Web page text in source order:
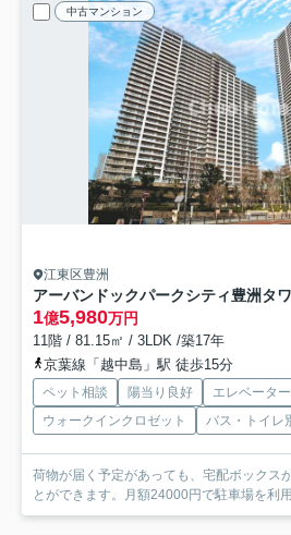
中古マンション
江東区豊洲
アーバンドックパークシティ豊洲タ
1億5,980万円
11階 / 81.15㎡ / 3LDK /築17年
京葉線「越中島」駅 徒歩15分
ペット相談 陽当り良好 エレベーター
ウォークインクロゼット
バス・トイレ
荷物が届く予定があっても、宅配ボックス
とができます。月額24000円で駐車場を利